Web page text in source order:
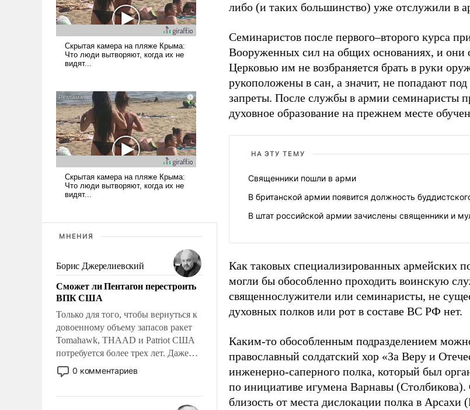
МНЕНИЯ
Борис Джерелиевский
Сможет ли Пентагон перестроить
ВПК США
Только для того, чтобы вернуться к
довоенному объему запасов ракет
Tomahawk, THAAD и Patriot США
потребуется более трех лет. Даже
небольшая война с Ираном
опустошила американские
0 комментариев
либо (и таких большинство) уже отслужили в
Семинаристов после первого–второго курса
Вооруженных сил на общих основаниях, и они
Церковью им не возбраняется брать в руки
рукоположены в сан, а значит, не попадают
запреты. После службы в армии семинаристы
духовное образование на прежнем месте
НА ЭТУ ТЕМУ
Священники пошли в арми
В британской армии появится должность
В штат российской армии зачислены священники и
Как таковых специализированных армейских
могли бы обособленно проходить воинскую
священнослужители или семинаристы, не
духовных полков или рот в составе ВС РФ нет.
Каким-то обособленным подразделением
православный солдатский хор «За Веру и
инженерно-саперного полка, который был
по инициативе игумена Варнавы
близость от места дислокации полка в Арсахи